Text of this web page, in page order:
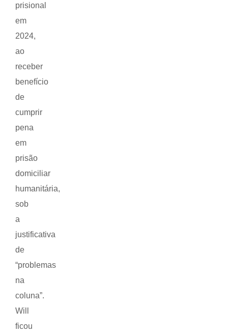
prisional
em
2024,
ao
receber
benefício
de
cumprir
pena
em
prisão
domiciliar
humanitária,
sob
a
justificativa
de
“problemas
na
coluna”.
Will
ficou